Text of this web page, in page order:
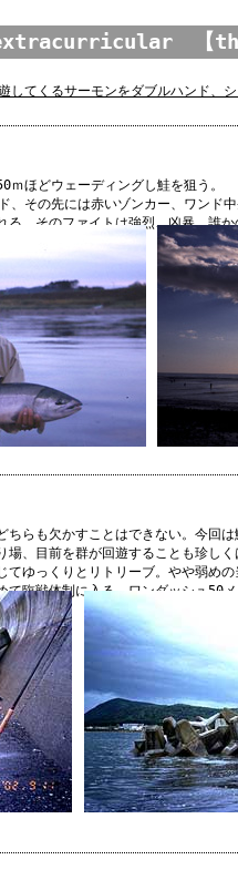
【
してくるサーモンをダブルハンド、
ｍほどウェーディングし鮭を狙 う。
、その先には赤いゾンカー、ワンド
る。そのファイトは強烈、凶暴、誰か
ちらも 欠かすことはできない。 今回は
場、 目前を群が回遊することも珍し
てゆっくりとリトリーブ。やや弱めの
て臨戦体制 に入る。ワンダッシュ50
。